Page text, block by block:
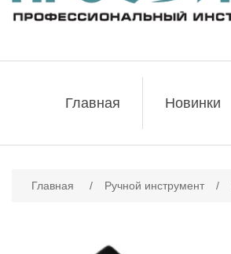
Главная Новинки
Главная / Ручной инструмент /